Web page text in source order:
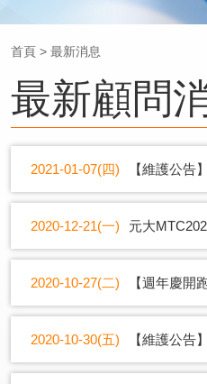
首頁 > 最新消息
最新顧問
2021-01-07(四) 【維護公告
2020-12-21(一) 元大
2020-10-27(二) 【週年慶開
2020-10-30(五) 【維護公告